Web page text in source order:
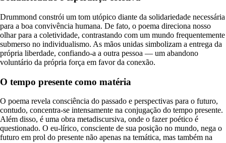
Drummond constrói um tom utópico diante da solidariedade necessária
para a boa convivência humana. De fato, o poema direciona nosso
olhar para a coletividade, contrastando com um mundo frequentemente
submerso no individualismo. As mãos unidas simbolizam a entrega da
própria liberdade, confiando-a a outra pessoa — um abandono
voluntário da própria força em favor da conexão.
O tempo presente como matéria
O poema revela consciência do passado e perspectivas para o futuro,
contudo, concentra-se intensamente na conjugação do tempo presente.
Além disso, é uma obra metadiscursiva, onde o fazer poético é
questionado. O eu-lírico, consciente de sua posição no mundo, nega o
futuro em prol do presente não apenas na temática, mas também na